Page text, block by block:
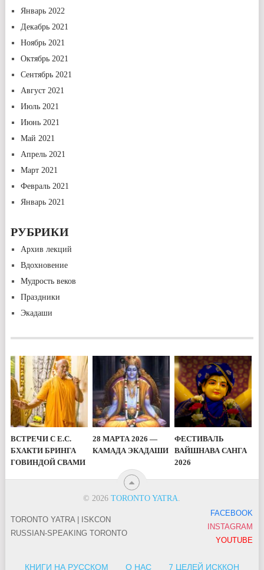
Январь 2022
Декабрь 2021
Ноябрь 2021
Октябрь 2021
Сентябрь 2021
Август 2021
Июль 2021
Июнь 2021
Май 2021
Апрель 2021
Март 2021
Февраль 2021
Январь 2021
РУБРИКИ
Архив лекций
Вдохновение
Мудрость веков
Праздники
Экадаши
ВСТРЕЧИ С Е.С.
БХАКТИ БРИНГА
ГОВИНДОЙ СВАМИ
28 МАРТА 2026 —
КАМАДА ЭКАДАШИ
ФЕСТИВАЛЬ
ВАЙШНАВА САНГА
2026
© 2026TORONTO YATRA.
TORONTO YATRA | ISKCON
RUSSIAN-SPEAKING TORONTO
FACEBOOK
INSTAGRAM
YOUTUBE
КНИГИ НА РУССКОМ О НАС 7 ЦЕЛЕЙ ИСККОН